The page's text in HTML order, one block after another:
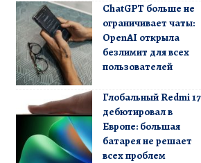
ChatGPT больше не
ограничивает чаты:
OpenAI открыла
безлимит для всех
пользователей
Глобальный Redmi 17
дебютировал в
Европе: большая
батарея не решает
всех проблем